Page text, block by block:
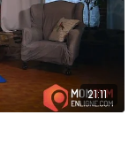
21:11